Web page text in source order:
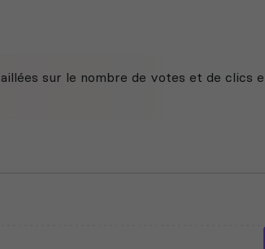
sur le nombre de votes et de